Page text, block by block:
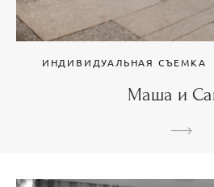
ИНДИВИДУАЛЬНАЯ СЪЕМКА
Маша и